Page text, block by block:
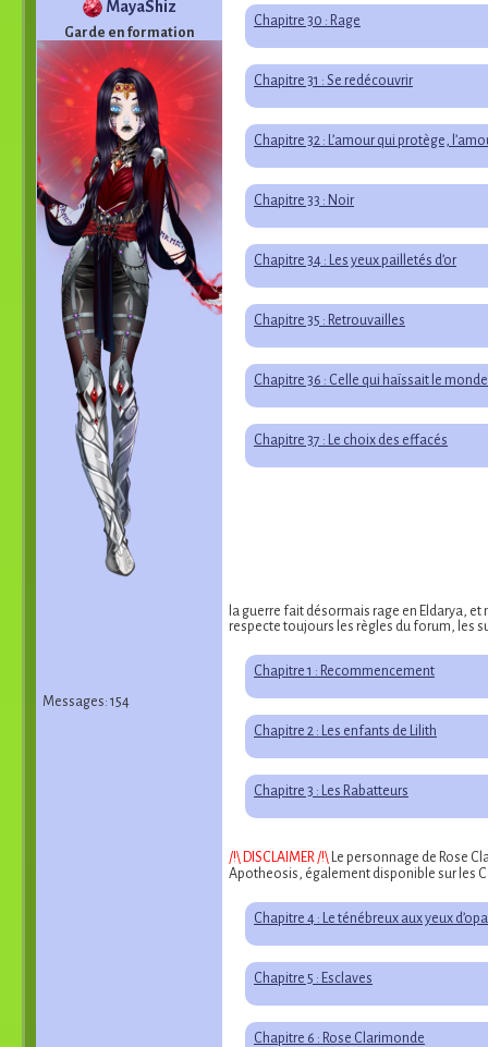
MayaShiz
Garde en formation
Messages: 154
Chapitre 30 : Rage
Chapitre 31 : Se redécouvrir
Chapitre 32 : L’amour qui protège,
Chapitre 33 : Noir
Chapitre 34 : Les yeux pailletés d’or
Chapitre 35 : Retrouvailles
Chapitre 36 : Celle qui haïssait le monde
Chapitre 37 : Le choix des effacés
la guerre fait désormais rage en Eldarya,
respecte toujours les règles du forum, les
Chapitre 1 : Recommencement
Chapitre 2 : Les enfants de Lilith
Chapitre 3 : Les Rabatteurs
/!\ DISCLAIMER /!\ Le personnage de Rose
Apotheosis, également disponible sur les
Chapitre 4 : Le ténébreux aux yeux
Chapitre 5 : Esclaves
Chapitre 6 : Rose Clarimonde